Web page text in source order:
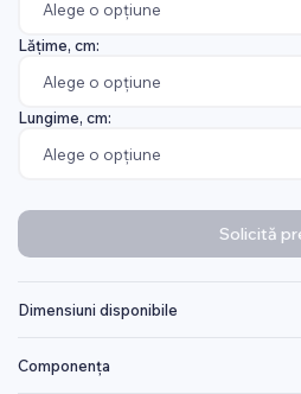
Lățime, cm:
Lungime, cm:
Solicită
Dimensiuni disponibile
Componența